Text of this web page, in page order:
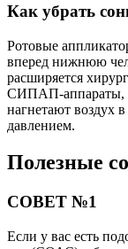
Как убрать
Ротовые
вперед нижнюю
расширяется
СИПАП-аппараты,
нагнетают воздух
давлением.
Полезные
СОВЕТ №1
Если у вас есть